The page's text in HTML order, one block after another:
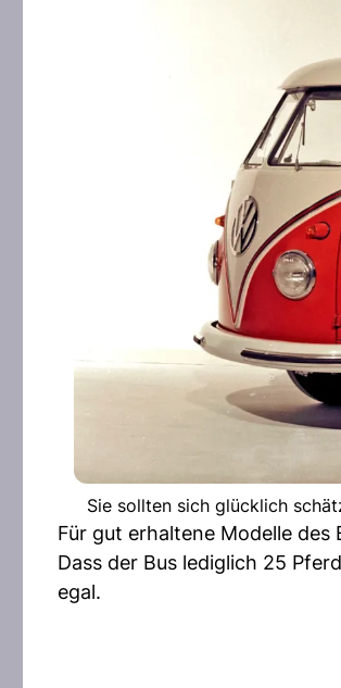
Sie sollten sich glücklich
Für gut erhaltene Modelle
Dass der Bus lediglich 25
egal.